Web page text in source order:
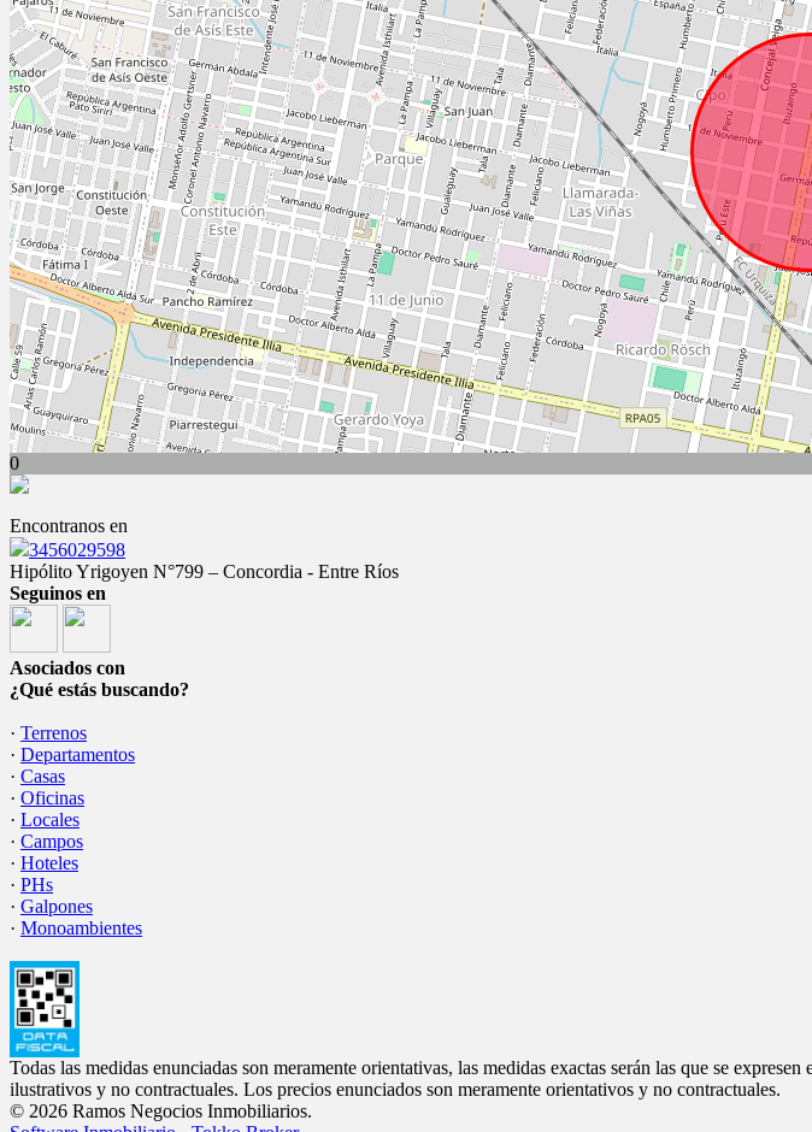
0
Encontranos en
3456029598
Hipólito Yrigoyen N°799 – Concordia - Entre Ríos
Seguinos en
Asociados con
¿Qué estás buscando?
· Terrenos
· Departamentos
· Casas
· Oficinas
· Locales
· Campos
· Hoteles
· PHs
· Galpones
· Monoambientes
Todas las medidas enunciadas son meramente orientativas, las medidas exactas serán las que se
ilustrativos y no contractuales. Los precios enunciados son meramente orientativos y no contractuales.
© 2026 Ramos Negocios Inmobiliarios.